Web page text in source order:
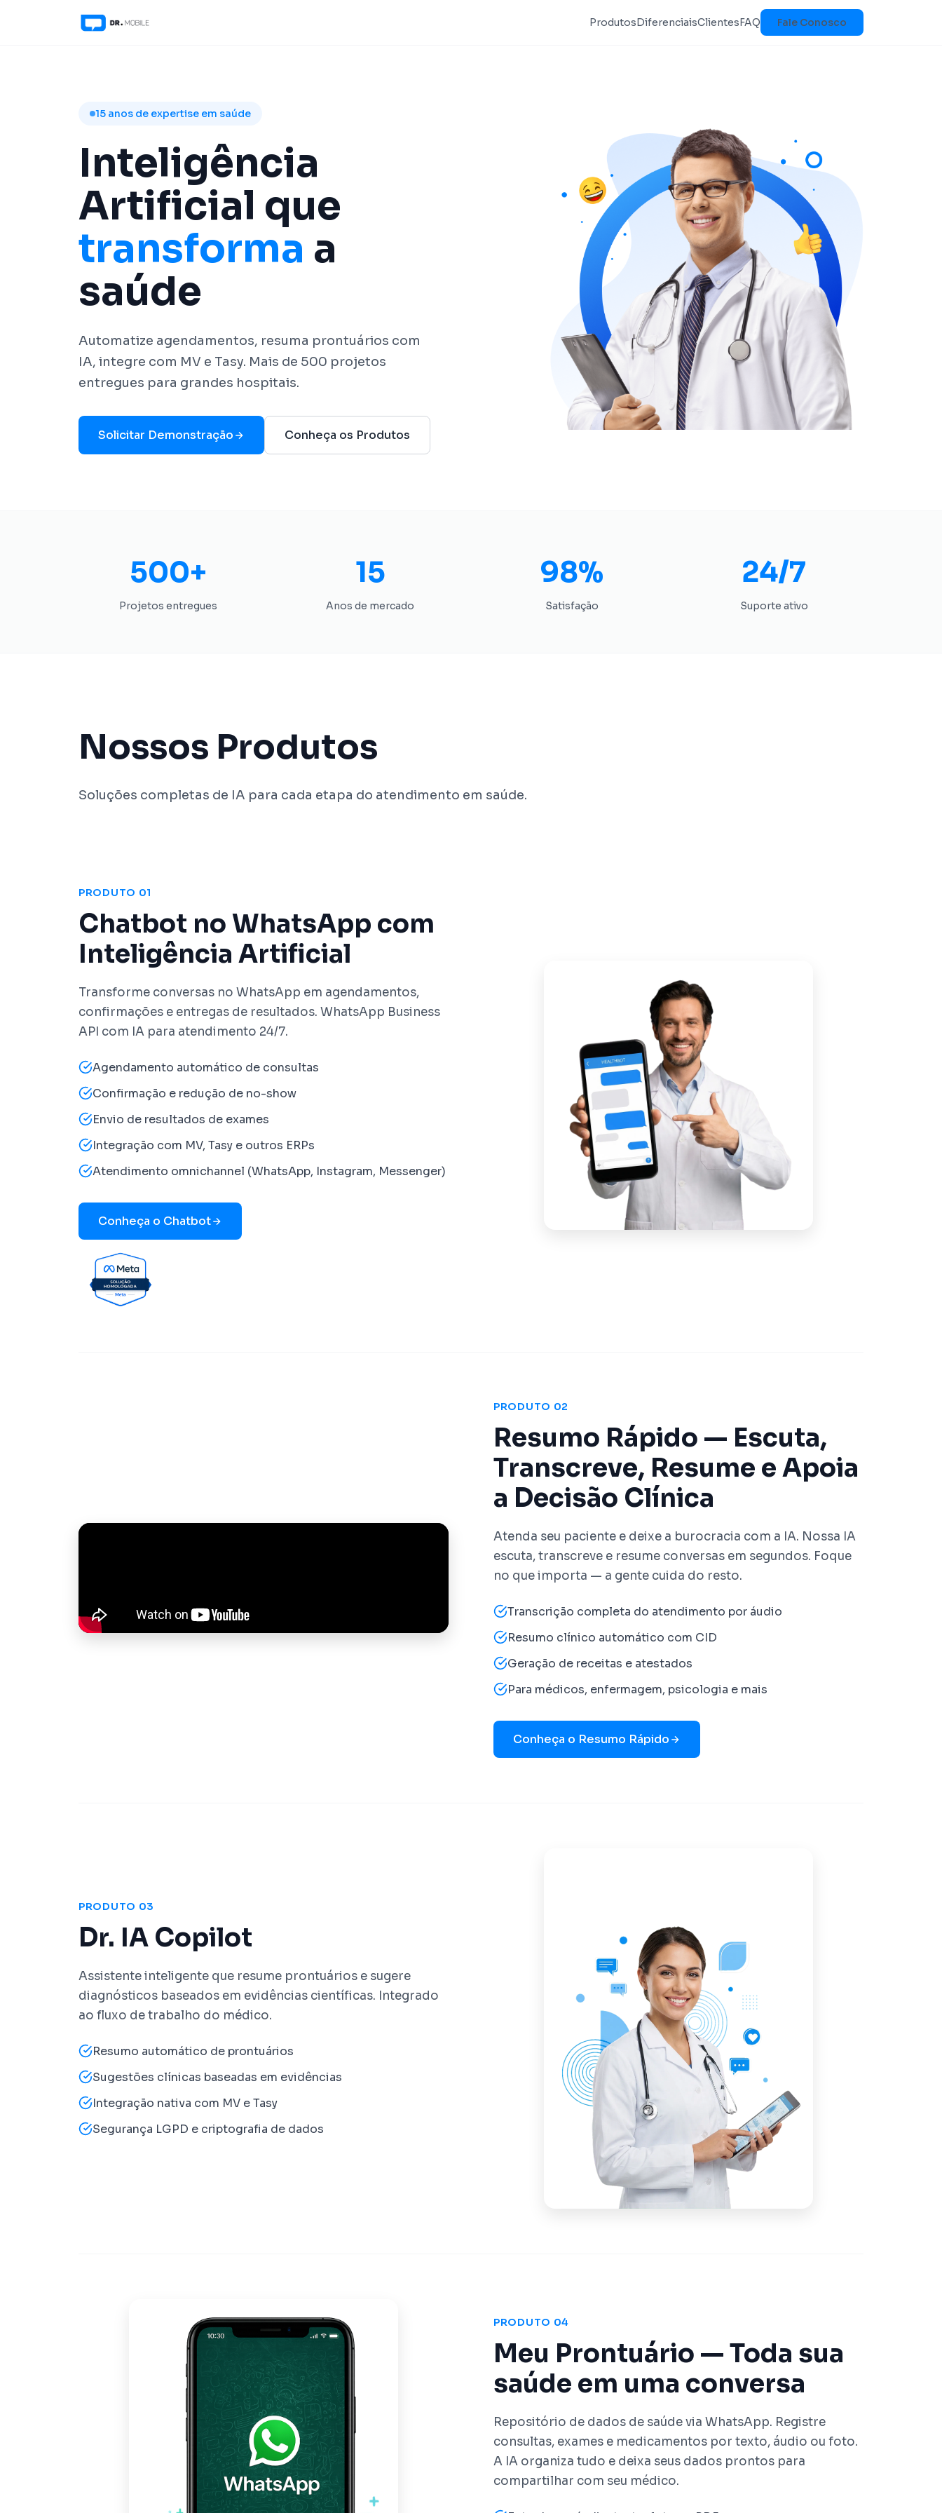
ProdutosDiferenciaisClientesFAQ Fale Conosco
15 anos de expertise em saúde
Inteligência
Artificial que
transforma a
saúde
Automatize agendamentos, resuma prontuários com
IA, integre com MV e Tasy. Mais de 500 projetos
entregues para grandes hospitais.
Solicitar Demonstração Conheça os Produtos
500+
Projetos entregues
15
Anos de mercado
98%
Satisfação
24/7
Suporte ativo
Nossos Produtos
Soluções completas de IA para cada etapa do atendimento em saúde.
PRODUTO 01
Chatbot no WhatsApp com
Inteligência Artificial
Transforme conversas no WhatsApp em agendamentos,
confirmações e entregas de resultados. WhatsApp Business
API com IA para atendimento 24/7.
Agendamento automático de consultas
Confirmação e redução de no-show
Envio de resultados de exames
Integração com MV, Tasy e outros ERPs
Atendimento omnichannel (WhatsApp, Instagram, Messenger)
Conheça o Chatbot
PRODUTO 02
Resumo Rápido — Escuta,
Transcreve, Resume e Apoia
a Decisão Clínica
Atenda seu paciente e deixe a burocracia com a IA. Nossa IA
escuta, transcreve e resume conversas em segundos. Foque
no que importa — a gente cuida do resto.
Transcrição completa do atendimento por áudio
Resumo clínico automático com CID
Geração de receitas e atestados
Para médicos, enfermagem, psicologia e mais
Conheça o Resumo Rápido
PRODUTO 03
Dr. IA Copilot
Assistente inteligente que resume prontuários e sugere
diagnósticos baseados em evidências científicas. Integrado
ao fluxo de trabalho do médico.
Resumo automático de prontuários
Sugestões clínicas baseadas em evidências
Integração nativa com MV e Tasy
Segurança LGPD e criptografia de dados
PRODUTO 04
Meu Prontuário — Toda sua
saúde em uma conversa
Repositório de dados de saúde via WhatsApp. Registre
consultas, exames e medicamentos por texto, áudio ou foto.
A IA organiza tudo e deixa seus dados prontos para
compartilhar com seu médico.